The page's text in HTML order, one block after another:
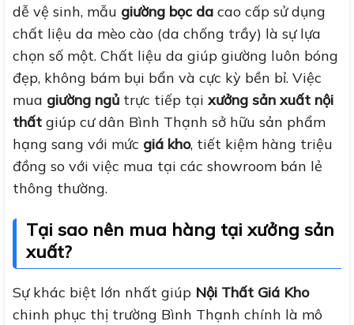
dễ vệ sinh, mẫu giường bọc da cao cấp sử dụng
chất liệu da mèo cào (da chống trầy) là sự lựa
chọn số một. Chất liệu da giúp giường luôn bóng
đẹp, không bám bụi bẩn và cực kỳ bền bỉ. Việc
mua giường ngủ trực tiếp tại xưởng sản xuất nội
thất giúp cư dân Bình Thạnh sở hữu sản phẩm
hạng sang với mức giá kho, tiết kiệm hàng triệu
đồng so với việc mua tại các showroom bán lẻ
thông thường.
Tại sao nên mua hàng tại xưởng sản
xuất?
Sự khác biệt lớn nhất giúp Nội Thất Giá Kho
chinh phục thị trường Bình Thạnh chính là mô